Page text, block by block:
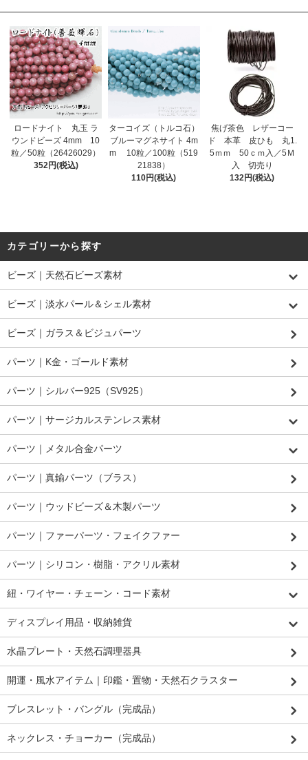
ロードナイト 丸玉 ラ
ウンドビーズ 4mm 10
粒／50粒（26426029）
352円(税込)
ターコイズ（トルコ石）
ブルーマグネサイト 4m
m 10粒／100粒（519
21838）
110円(税込)
焦げ茶色 レザーコー
ド 本革 皮ひも 丸1.
5ｍｍ 50ｃｍ入／5Ｍ
入 切売り
132円(税込)
カテゴリーから探す
ビーズ｜天然石ビーズ素材
ビーズ｜淡水パール＆シェル素材
ビーズ｜ガラス＆ビジュパーツ
パーツ｜K金・ゴールド素材
パーツ｜シルバー925（SV925）
パーツ｜サージカルステンレス素材
パーツ｜メタル合金パーツ
パーツ｜真鍮パーツ（ブラス）
パーツ｜ウッドビーズ＆木製パーツ
パーツ｜ファーパーツ・フェイクファー
パーツ｜シリコン・樹脂・アクリル素材
紐・ワイヤー・チェーン・コード素材
ディスプレイ用品・収納雑貨
水晶プレート・天然石調理器具
開運・風水アイテム｜印鑑・置物・天然石クラスター
ブレスレット・バングル（完成品）
ネックレス・チョーカー（完成品）